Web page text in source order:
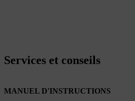
Services et conseils
MANUEL D'INSTRUCTIONS